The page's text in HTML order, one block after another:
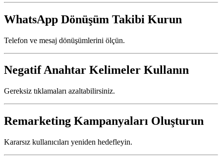
WhatsApp Dönüşüm Takibi Kurun
Telefon ve mesaj dönüşümlerini ölçün.
Negatif Anahtar Kelimeler Kullanın
Gereksiz tıklamaları azaltabilirsiniz.
Remarketing Kampanyaları Oluşturun
Kararsız kullanıcıları yeniden hedefleyin.